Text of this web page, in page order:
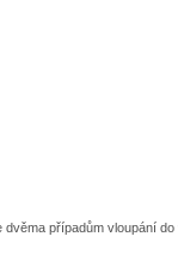
případům vloupání do